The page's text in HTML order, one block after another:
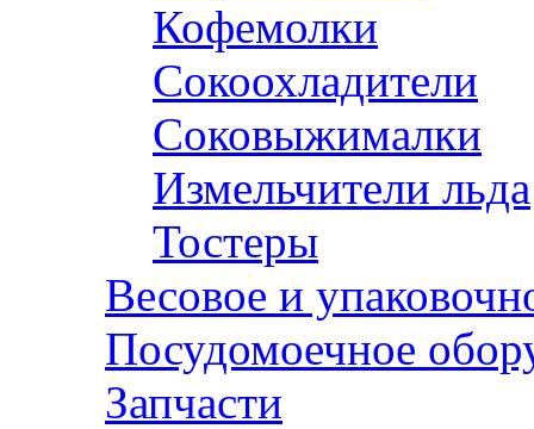
Кофемолки
Сокоохладители
Соковыжималки
Измельчители льда
Тостеры
Весовое и
Посудомоечное
Запчасти